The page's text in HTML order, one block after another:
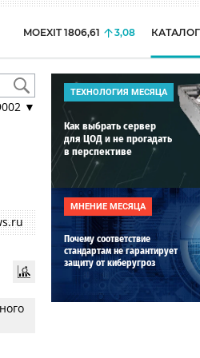
MOEXIT 1806,61 3,08 КАТАЛОГ
▼
ТЕХНОЛОГИЯ МЕСЯЦА
Как выбрать сервер
для ЦОД и не прогадать
в перспективе
МНЕНИЕ МЕСЯЦА
Почему соответствие
стандартам не гарантирует
защиту от киберугроз